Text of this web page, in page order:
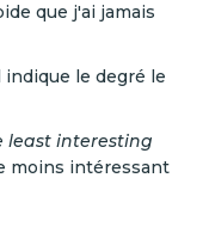
que j'ai jamais
indique le degré le
least interesting
moins intéressant